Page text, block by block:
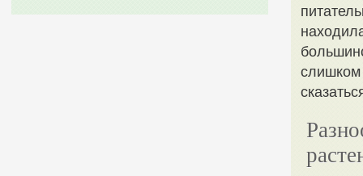
слишком